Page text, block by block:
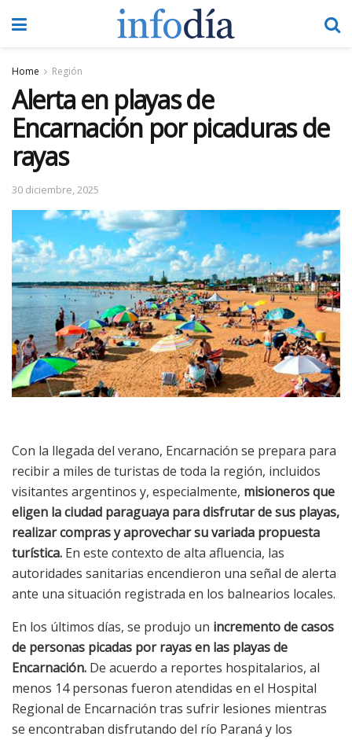
Home Región
Alerta en playas de
Encarnación por picaduras de
rayas
30 diciembre, 2025
Con la llegada del verano, Encarnación se prepara para
recibir a miles de turistas de toda la región, incluidos
visitantes argentinos y, especialmente, misioneros que
eligen la ciudad paraguaya para disfrutar de sus playas,
realizar compras y aprovechar su variada propuesta
turística. En este contexto de alta afluencia, las
autoridades sanitarias encendieron una señal de alerta
ante una situación registrada en los balnearios locales.
En los últimos días, se produjo un incremento de casos
de personas picadas por rayas en las playas de
Encarnación. De acuerdo a reportes hospitalarios, al
menos 14 personas fueron atendidas en el Hospital
Regional de Encarnación tras sufrir lesiones mientras
se encontraban disfrutando del río Paraná y los